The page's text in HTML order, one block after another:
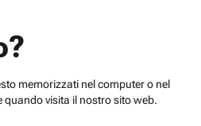
memorizzati nel computer o nel
quando visita il nostro sito web.